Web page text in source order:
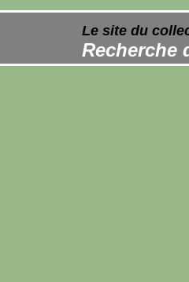
Le site du
Recherche